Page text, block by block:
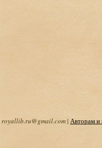
royallib.ru@gmail.com| Авторам и